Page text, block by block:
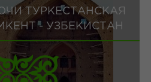
ТУРКЕСТАНСКАЯ
- УЗБЕКИСТАН